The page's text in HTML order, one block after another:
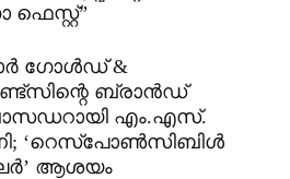
ഫെസ്റ്റ്”
ഗോൾഡ് &
ബ്രാൻഡ്
എം.എസ്.
‘റെസ്പോൺസിബിൾ
ആശയം